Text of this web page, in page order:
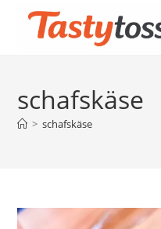
schafskäse
> schafskäse